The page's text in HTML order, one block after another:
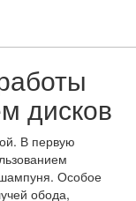
дисков
В первую
Особое
обода,